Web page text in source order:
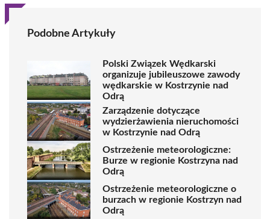
Podobne Artykuły
Polski Związek Wędkarski
organizuje jubileuszowe zawody
wędkarskie w Kostrzynie nad
Odrą
Zarządzenie dotyczące
wydzierżawienia nieruchomości
w Kostrzynie nad Odrą
Ostrzeżenie meteorologiczne:
Burze w regionie Kostrzyna nad
Odrą
Ostrzeżenie meteorologiczne o
burzach w regionie Kostrzyn nad
Odrą